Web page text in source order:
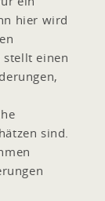
hier wird
stellt einen
sind.